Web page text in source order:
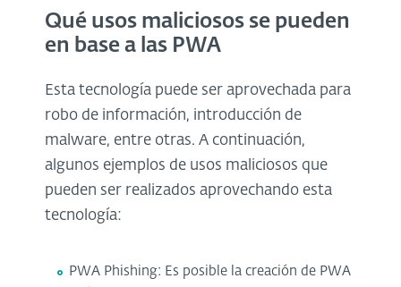
Qué usos maliciosos se pueden
en base a las PWA
Esta tecnología puede ser aprovechada para
robo de información, introducción de
malware, entre otras. A continuación,
algunos ejemplos de usos maliciosos que
pueden ser realizados aprovechando esta
tecnología:
PWA Phishing: Es posible la creación de PWA